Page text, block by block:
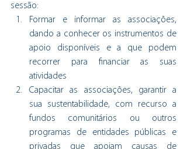
sessão:
Formar e informar as associações,
dando a conhecer os instrumentos de
apoio disponíveis e a que podem
recorrer para financiar as suas
atividades
Capacitar as associações, garantir a
sua sustentabilidade, com recurso a
fundos comunitários ou outros
programas de entidades públicas e
privadas que apoiam causas de